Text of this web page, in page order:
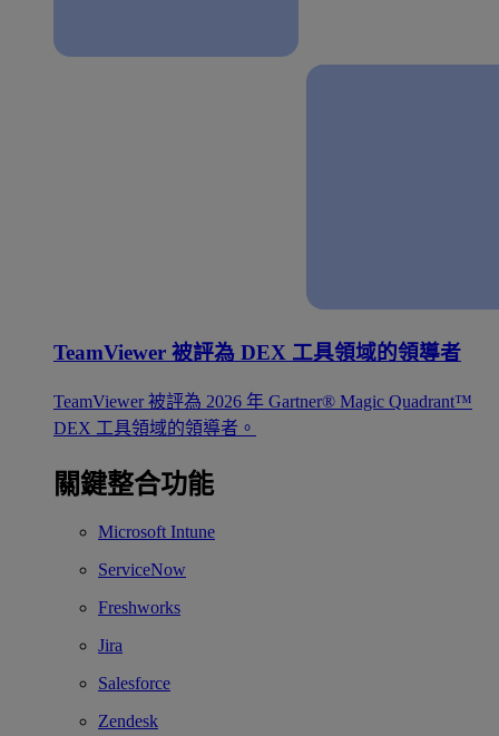
TeamViewer 被評為 DEX 工具領域的領導者
TeamViewer 被評為 2026 年 Gartner® Magic Quadrant™
DEX 工具領域的領導者。
關鍵整合功能
Microsoft Intune
ServiceNow
Freshworks
Jira
Salesforce
Zendesk